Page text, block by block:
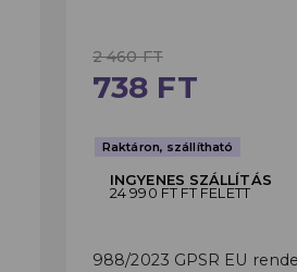
2 460 FT
738 FT
Raktáron, szállítható
INGYENES SZÁLLÍTÁS
24 990 FT FT FELETT
988/2023 GPSR EU